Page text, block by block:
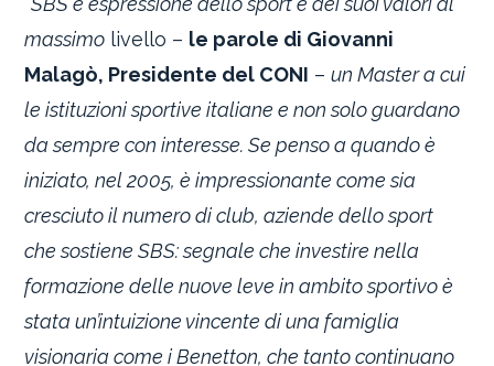
massimo livello – le parole di Giovanni
Malagò, Presidente del CONI –un Master a cui
le istituzioni sportive italiane e non solo guardano
da sempre con interesse. Se penso a quando è
iniziato, nel 2005, è impressionante come sia
cresciuto il numero di club, aziende dello sport
che sostiene SBS: segnale che investire nella
formazione delle nuove leve in ambito sportivo è
stata un’intuizione vincente di una famiglia
visionaria come i Benetton, che tanto continuano